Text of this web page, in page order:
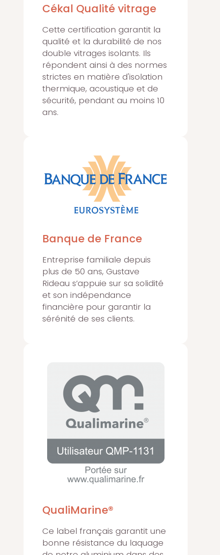
Cékal Qualité vitrage
Cette certification garantit la
qualité et la durabilité de nos
double vitrages isolants. Ils
répondent ainsi à des normes
strictes en matière d'isolation
thermique, acoustique et de
sécurité, pendant au moins 10
ans.
Banque de France
Entreprise familiale depuis
plus de 50 ans, Gustave
Rideau s’appuie sur sa solidité
et son indépendance
financière pour garantir la
sérénité de ses clients.
QualiMarine®
Ce label français garantit une
bonne résistance du laquage